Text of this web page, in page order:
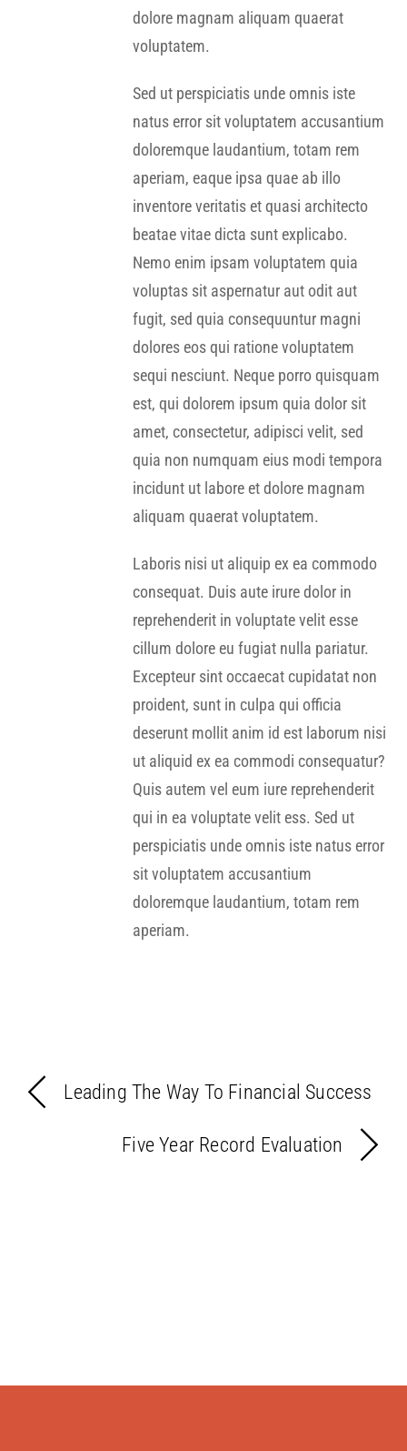
dolore magnam aliquam quaerat
voluptatem.
Sed ut perspiciatis unde omnis iste
natus error sit voluptatem accusantium
doloremque laudantium, totam rem
aperiam, eaque ipsa quae ab illo
inventore veritatis et quasi architecto
beatae vitae dicta sunt explicabo.
Nemo enim ipsam voluptatem quia
voluptas sit aspernatur aut odit aut
fugit, sed quia consequuntur magni
dolores eos qui ratione voluptatem
sequi nesciunt. Neque porro quisquam
est, qui dolorem ipsum quia dolor sit
amet, consectetur, adipisci velit, sed
quia non numquam eius modi tempora
incidunt ut labore et dolore magnam
aliquam quaerat voluptatem.
Laboris nisi ut aliquip ex ea commodo
consequat. Duis aute irure dolor in
reprehenderit in voluptate velit esse
cillum dolore eu fugiat nulla pariatur.
Excepteur sint occaecat cupidatat non
proident, sunt in culpa qui officia
deserunt mollit anim id est laborum nisi
ut aliquid ex ea commodi consequatur?
Quis autem vel eum iure reprehenderit
qui in ea voluptate velit ess. Sed ut
perspiciatis unde omnis iste natus error
sit voluptatem accusantium
doloremque laudantium, totam rem
aperiam.
Leading The Way To Financial Success
Five Year Record Evaluation